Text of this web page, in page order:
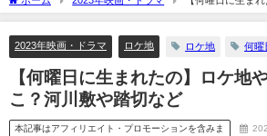
こ？河川敷や踏切など
2023年映画・ドラマ ロケ地 ロケ地 何曜
【何曜日に生まれたの】ロケ地
こ？河川敷や踏切など
本記事はアフィリエイト・プロモーションを含みま